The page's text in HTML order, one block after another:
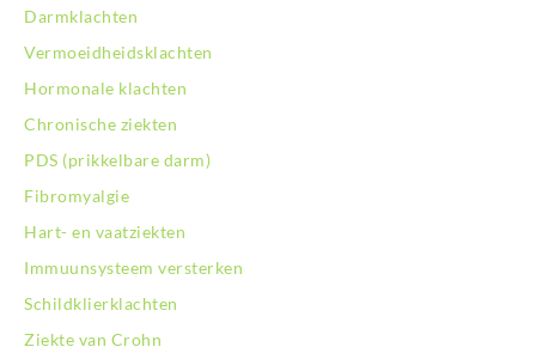
BodySwitch Oss
BodySwitch Purmerend
BodySwitch Roosendaal
BodySwitch Rotterdam-Oost
BodySwitch Schiedam
BodySwitch Son en Breugel
BodySwitch Tilburg
BodySwitch Utrecht
BodySwitch Veluwe
Darmklachten
Vermoeidheidsklachten
Hormonale klachten
Chronische ziekten
PDS (prikkelbare darm)
Fibromyalgie
Hart- en vaatziekten
Immuunsysteem versterken
Schildklierklachten
Ziekte van Crohn